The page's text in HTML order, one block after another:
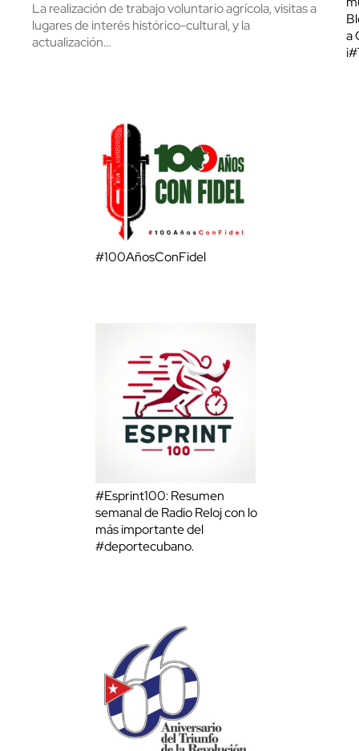
La realización de trabajo voluntario agrícola, visitas a
lugares de interés histórico-cultural, y la
actualización…
a
#100AñosConFidel
#Esprint100: Resumen
semanal de Radio Reloj con lo
más importante del
#deportecubano.